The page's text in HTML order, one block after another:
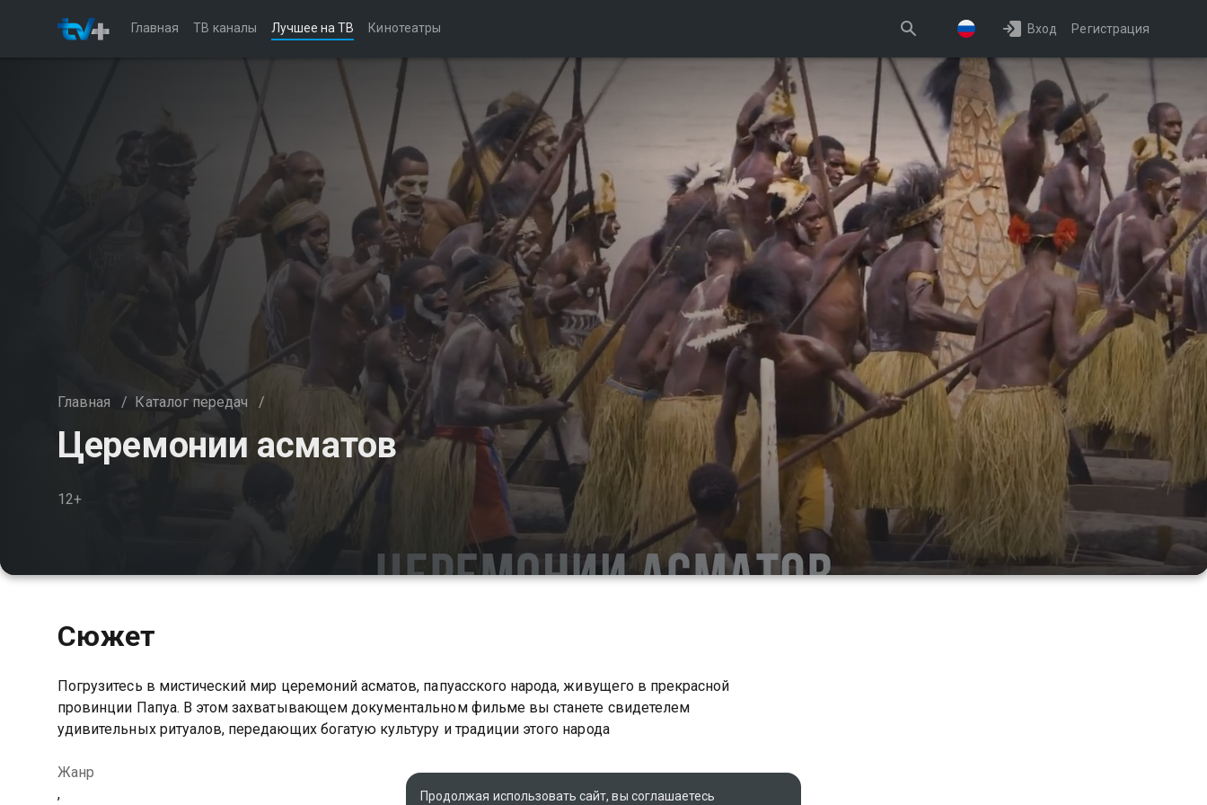
Главная ТВ каналы Лучшее на ТВ Кинотеатры Вход Регистрация
Главная / Каталог передач /
Церемонии асматов
12+
Сюжет
Погрузитесь в мистический мир церемоний асматов, папуасского народа, живущего в прекрасной
провинции Папуа. В этом захватывающем документальном фильме вы станете свидетелем
удивительных ритуалов, передающих богатую культуру и традиции этого народа
Жанр
,
Продолжая использовать сайт, вы соглашаетесь